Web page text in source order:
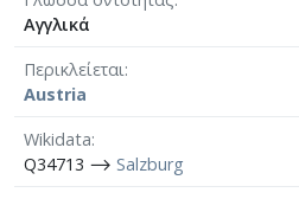
Αγγλικά
Περικλείεται
Austria
Wikidata
Q34713 ⟶ Salzburg